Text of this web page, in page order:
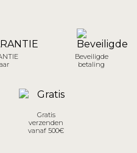
Beveiligde
betaling
Gratis
verzenden
vanaf 500€